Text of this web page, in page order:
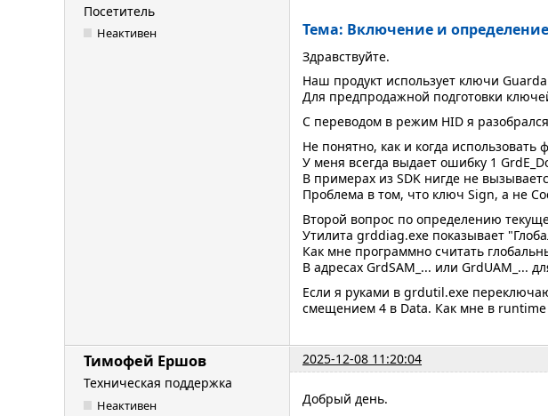
Посетитель
Неактивен Тема: Включение и
Здравствуйте.
Наш продукт использует ключи
Для предпродажной подготовки
С переводом в режим HID я
Не понятно, как и когда
У меня всегда выдает ошибку 1
В примерах из SDK нигде не
Проблема в том, что ключ Sign, а не
Второй вопрос по определению
Утилита grddiag.exe показывает
Как мне программно считать
В адресах GrdSAM_... или GrdUAM_...
Если я руками в grdutil.exe
смещением 4 в Data. Как мне в
Тимофей Ершов
2025-12-08 11:20:04
Техническая поддержка
Неактивен Добрый день.